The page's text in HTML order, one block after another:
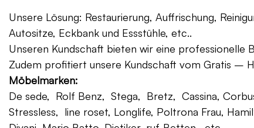
Unsere Lösung: Restaurierung, Auffrischung,
Autositze, Eckbank und Essstühle, etc..
Unseren Kundschaft bieten wir eine professionelle
Zudem profitiert unsere Kundschaft vom Gratis –
Möbelmarken:
De sede, Rolf Benz, Stega, Bretz, Cassina,
Stressless, line roset, Longlife, Poltrona Frau,